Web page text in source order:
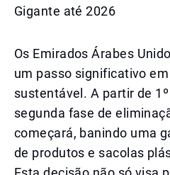
Gigante até 2026
Os Emirados Árabes
um passo significativo
sustentável. A partir de
segunda fase de
começará, banindo uma
de produtos e sacolas